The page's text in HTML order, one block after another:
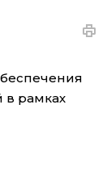
в рамках